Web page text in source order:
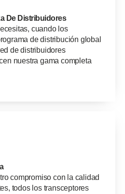
De Distribuidores
cuando los
de distribución global
de distribuidores
nuestra gama completa
compromiso con la calidad
todos los transceptores